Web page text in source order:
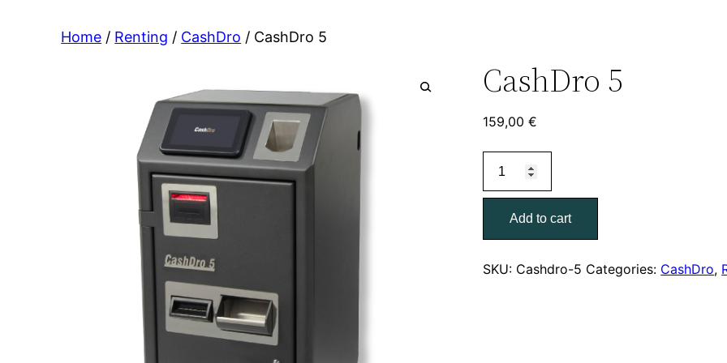
Home / Renting / CashDro / CashDro 5
CashDro 5
159,00€
Add to cart
SKU: Cashdro-5 Categories: CashDro,